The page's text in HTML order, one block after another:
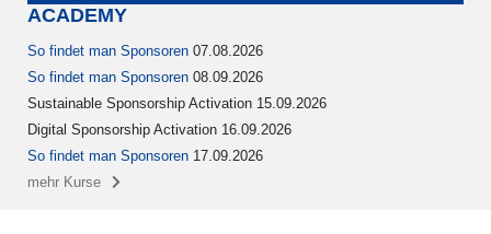
ACADEMY
So findet man Sponsoren 07.08.2026
So findet man Sponsoren 08.09.2026
Sustainable Sponsorship Activation 15.09.2026
Digital Sponsorship Activation 16.09.2026
So findet man Sponsoren 17.09.2026
mehr Kurse